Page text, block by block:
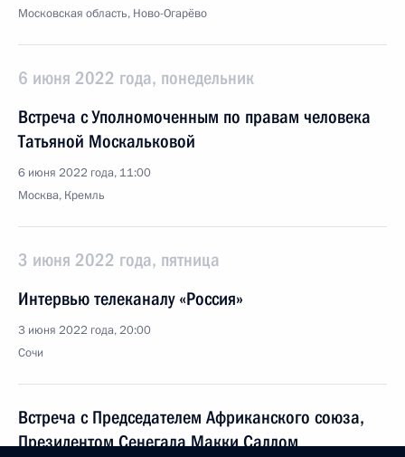
Московская область, Ново-Огарёво
6 июня 2022 года, понедельник
Встреча с Уполномоченным по правам человека
Татьяной Москальковой
6 июня 2022 года, 11:00
Москва, Кремль
3 июня 2022 года, пятница
Интервью телеканалу «Россия»
3 июня 2022 года, 20:00
Сочи
Встреча с Председателем Африканского союза,
Президентом Сенегала Макки Саллом